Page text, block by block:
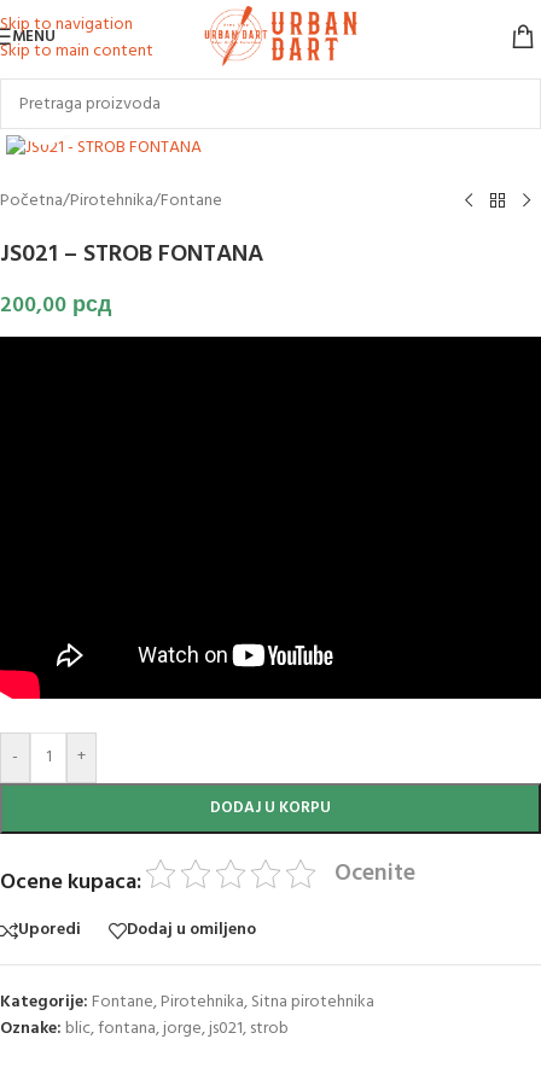
Skip to navigation
Skip to main content
MENU
Klikni za uvećanje slike
Početna/Pirotehnika/Fontane
JS021 – STROB FONTANA
200,00 рсд
- +
DODAJ U KORPU
Ocene kupaca: Ocenite
Uporedi Dodaj u omiljeno
Kategorije: Fontane,Pirotehnika,Sitna pirotehnika
Oznake: blic,fontana,jorge,js021,strob